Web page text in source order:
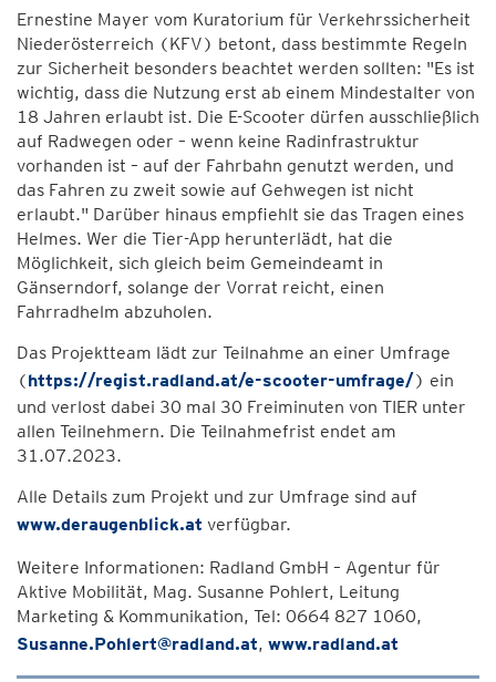
Ernestine Mayer vom Kuratorium für Verkehrssicherheit
Niederösterreich (KFV) betont, dass bestimmte Regeln
zur Sicherheit besonders beachtet werden sollten: "Es ist
wichtig, dass die Nutzung erst ab einem Mindestalter von
18 Jahren erlaubt ist. Die E-Scooter dürfen ausschließlich
auf Radwegen oder – wenn keine Radinfrastruktur
vorhanden ist – auf der Fahrbahn genutzt werden, und
das Fahren zu zweit sowie auf Gehwegen ist nicht
erlaubt." Darüber hinaus empfiehlt sie das Tragen eines
Helmes. Wer die Tier-App herunterlädt, hat die
Möglichkeit, sich gleich beim Gemeindeamt in
Gänserndorf, solange der Vorrat reicht, einen
Fahrradhelm abzuholen.
Das Projektteam lädt zur Teilnahme an einer Umfrage
(https://regist.radland.at/e-scooter-umfrage/) ein
und verlost dabei 30 mal 30 Freiminuten von TIER unter
allen Teilnehmern. Die Teilnahmefrist endet am
31.07.2023.
Alle Details zum Projekt und zur Umfrage sind auf
www.deraugenblick.at verfügbar.
Weitere Informationen: Radland GmbH – Agentur für
Aktive Mobilität, Mag. Susanne Pohlert, Leitung
Marketing & Kommunikation, Tel: 0664 827 1060,
Susanne.Pohlert@radland.at, www.radland.at